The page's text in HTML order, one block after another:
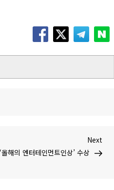
Post
Next
해의 엔터테인먼트인상’ 수상